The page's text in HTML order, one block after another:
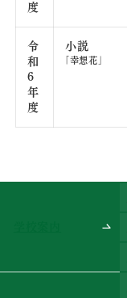
度
令
和
6
年
度
小説
「幸想花」